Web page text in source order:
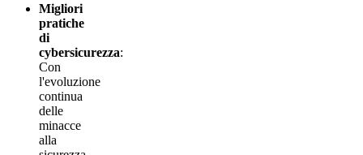
Migliori
pratiche
di
cybersicurezza:
Con
l'evoluzione
continua
delle
minacce
alla